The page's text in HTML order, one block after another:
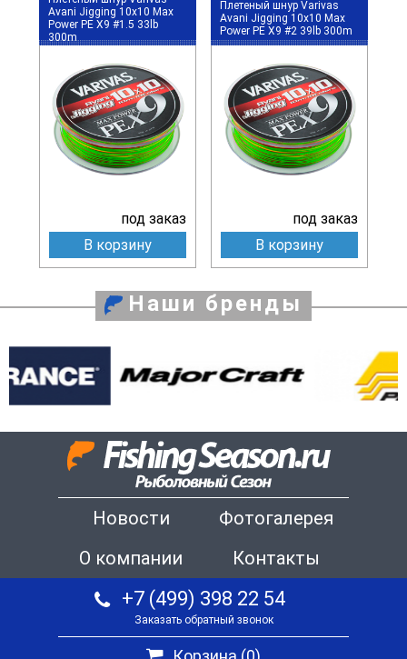
Avani Jigging 10x10 Max
Power PE X9 #1.5 33lb
300m
под заказ
В корзину
Плетеный шнур Varivas
Avani Jigging 10x10 Max
Power PE X9 #2 39lb 300m
под заказ
В корзину
Наши бренды
Новости
Фотогалерея
О компании
Контакты
+7 (499) 398 22 54
Заказать обратный звонок